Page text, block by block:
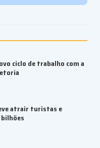
ciclo de trabalho com a
atrair turistas e